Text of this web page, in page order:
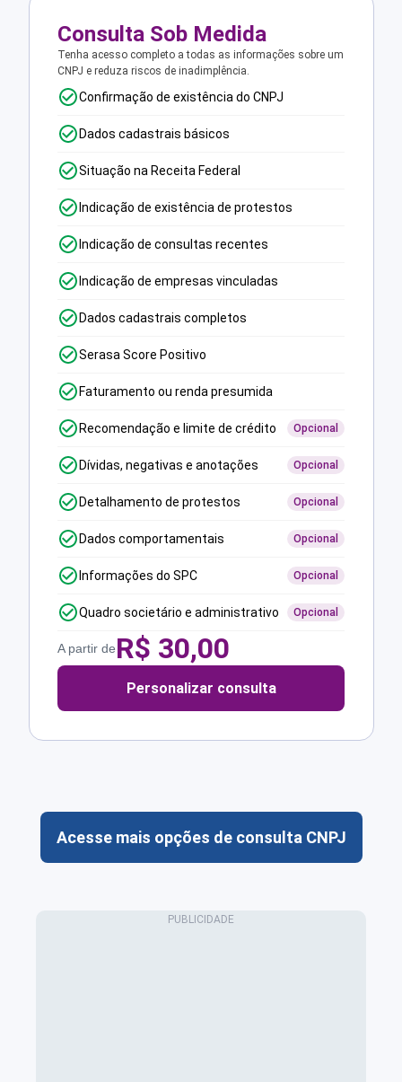
Consulta Sob Medida
Tenha acesso completo a todas as informações sobre um
CNPJ e reduza riscos de inadimplência.
Confirmação de existência do CNPJ
Dados cadastrais básicos
Situação na Receita Federal
Indicação de existência de protestos
Indicação de consultas recentes
Indicação de empresas vinculadas
Dados cadastrais completos
Serasa Score Positivo
Faturamento ou renda presumida
Recomendação e limite de crédito Opcional
Dívidas, negativas e anotações Opcional
Detalhamento de protestos Opcional
Dados comportamentais Opcional
Informações do SPC Opcional
Quadro societário e administrativo Opcional
A partir deR$ 30,00
Personalizar consulta
Acesse mais opções de consulta CNPJ